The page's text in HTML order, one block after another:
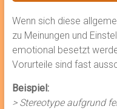
Wenn sich diese
zu Meinungen und
emotional besetzt
Vorurteile sind fast
Beispiel:
> Stereotype aufgrund